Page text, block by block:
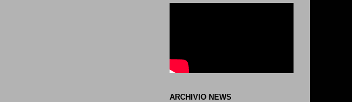
ARCHIVIO NEWS